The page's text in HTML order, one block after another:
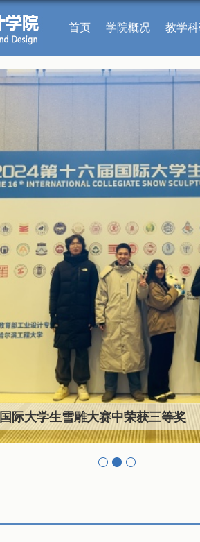
首页 学院概况 教学
际大学生雪雕大赛中荣获三等奖